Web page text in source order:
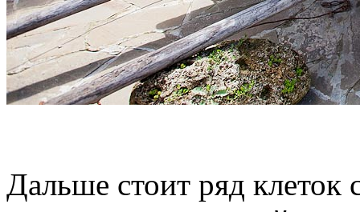
Дальше стоит ряд